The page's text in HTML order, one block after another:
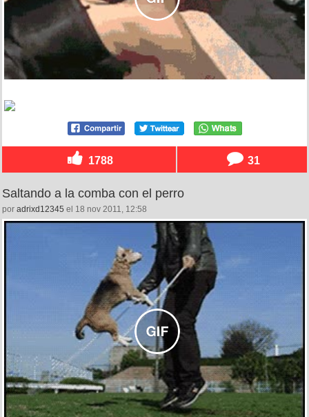
1788 31
Saltando a la comba con el perro
por adrixd12345 el 18 nov 2011, 12:58